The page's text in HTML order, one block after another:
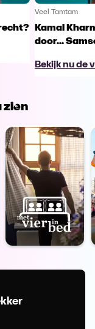
Veel Tamtam
Kamal
door...
Bekijk nu de
zien